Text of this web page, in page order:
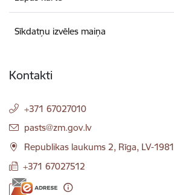
Sīkdatņu izvēles maiņa
Kontakti
+371 67027010
E-pasts:
pasts@zm.gov.lv
Republikas laukums 2, Rīga, LV-1981
+371 67027512